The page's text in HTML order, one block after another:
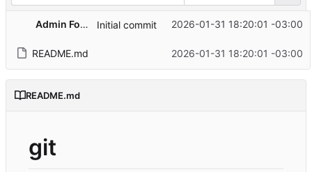
Admin Forgejo Initial commit 2026-01-31 18:20:01 -03:00
README.md 2026-01-31 18:20:01 -03:00
README.md
git